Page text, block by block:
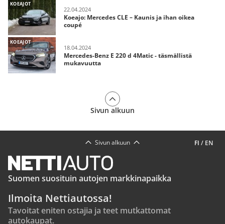
KOEAJOT
22.04.2024
Koeajo: Mercedes CLE – Kaunis ja ihan oikea
coupé
KOEAJOT
18.04.2024
Mercedes-Benz E 220 d 4Matic - täsmällistä
mukavuutta
Sivun alkuun
FI / EN
Sivun alkuun
Suomen suosituin autojen markkinapaikka
Ilmoita Nettiautossa!
Tavoitat eniten ostajia ja teet mutkattomat
autokaupat.